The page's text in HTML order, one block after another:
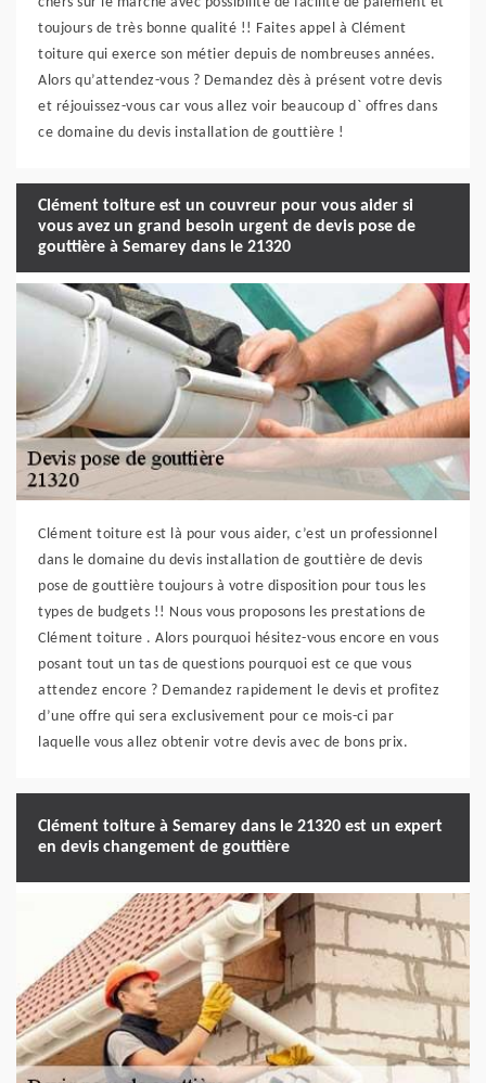
toujours de très bonne qualité !! Faites appel à Clément
toiture qui exerce son métier depuis de nombreuses années.
Alors qu’attendez-vous ? Demandez dès à présent votre devis
et réjouissez-vous car vous allez voir beaucoup d` offres dans
ce domaine du devis installation de gouttière !
Clément toiture est un couvreur pour vous aider si
vous avez un grand besoin urgent de devis pose de
gouttière à Semarey dans le 21320
Clément toiture est là pour vous aider, c’est un professionnel
dans le domaine du devis installation de gouttière de devis
pose de gouttière toujours à votre disposition pour tous les
types de budgets !! Nous vous proposons les prestations de
Clément toiture . Alors pourquoi hésitez-vous encore en vous
posant tout un tas de questions pourquoi est ce que vous
attendez encore ? Demandez rapidement le devis et profitez
d’une offre qui sera exclusivement pour ce mois-ci par
laquelle vous allez obtenir votre devis avec de bons prix.
Clément toiture à Semarey dans le 21320 est un expert
en devis changement de gouttière